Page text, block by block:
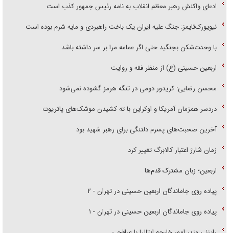
ادعای واکنش رهبر معظم انقلاب به نامه رئیس جمهور کذب است
نیویورک‌تایمز: جنگ علیه ایران یک باخت راهبردی و مایه شرم بوده است
با وحدت‌شکن بجنگید حتی اگر عمامه مرا بر سر داشته باشد
اربعین حسینی (ع) از منظر فقه و روایت
محسن رضایی: کریدور دومی در تنگه هرمز گشوده نمی‌شود
دردسر همزمان آمریکا و اوکراین با ته کشیدن موشک‌های پاتریوت
آخرین صحبت‌های پسرم دلتنگی برای رهبر شهید بود
زمان شارژ اعتبار کالابرگ تغییر کرد
اربعین؛ زبان مشترک قدم‌ها
پیاده روی جاماندگان اربعین حسینی در تهران - ۲
پیاده روی جاماندگان اربعین حسینی در تهران - ۱